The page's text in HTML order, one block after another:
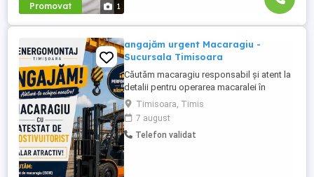
Promovat 1
angajăm urgent Macaragiu -
Sucursala Timisoara
Căutăm macaragiu responsabil și atent la
detalii pentru operarea macaralei în
condiții de siguranță. Cerințe: autorizație
ISCIR valabilă pentru macaragiu, atestat
de motostivuitorist, experiență în
domeniu, seriozitate și respectarea
Timisoara, Timis
7 august
Telefon validat